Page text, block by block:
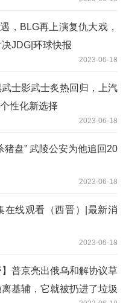
，BLG再上演复仇大戏，
JDG|环球快报
2023-06-18
士影武士炙热回归，上汽
性化新选择
2023-06-18
猪盘” 武陵公安为他追回20
2023-06-18
在线观看（西晋）|最新消
2023-06-18
】普京亮出俄乌和解协议草
基辅，它就被扔进了垃圾